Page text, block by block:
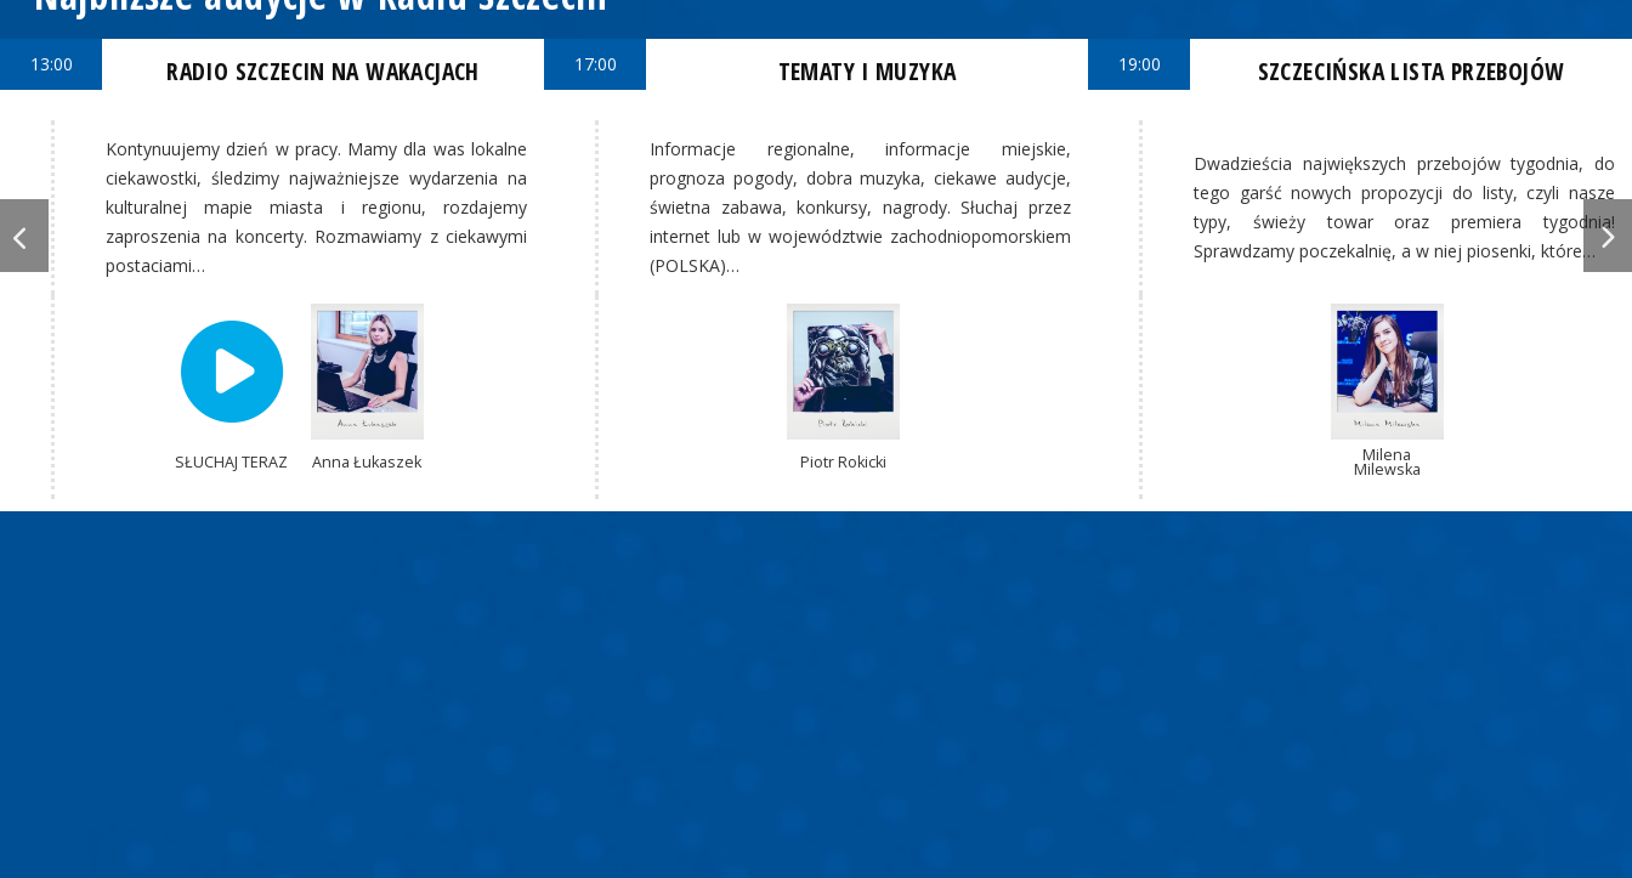
13:00 RADIO SZCZECIN NA WAKACJACH
Kontynuujemy dzień w pracy. Mamy dla was lokalne
ciekawostki, śledzimy najważniejsze wydarzenia na
kulturalnej mapie miasta i regionu, rozdajemy
zaproszenia na koncerty. Rozmawiamy z ciekawymi
postaciami…
SŁUCHAJ TERAZ Anna Łukaszek
17:00 TEMATY I MUZYKA
Informacje regionalne, informacje miejskie,
prognoza pogody, dobra muzyka, ciekawe audycje,
świetna zabawa, konkursy, nagrody. Słuchaj przez
internet lub w województwie zachodniopomorskiem
(POLSKA)…
Piotr Rokicki
19:00 SZCZECIŃSKA LISTA PRZEBOJÓW
Dwadzieścia największych przebojów tygodnia, do
tego garść nowych propozycji do listy, czyli nasze
typy, świeży towar oraz premiera tygodnia!
Sprawdzamy poczekalnię, a w niej piosenki, które…
Milena
Milewska